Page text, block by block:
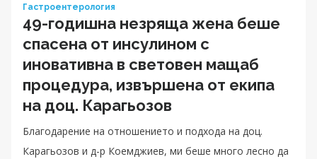
Гастроентерология
49-годишна незряща жена беше
спасена от инсулином с
иновативна в световен мащаб
процедура, извършена от екипа
на доц. Карагьозов
Благодарение на отношението и подхода на доц.
Карагьозов и д-р Коемджиев, ми беше много лесно да